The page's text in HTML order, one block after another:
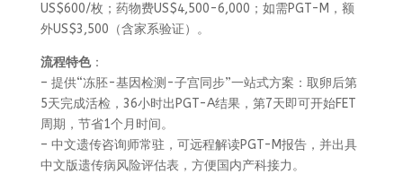
US$600/枚；药物费US$4,500-6,000；如需PGT-M，额
外US$3,500（含家系验证）。
流程特色：
– 提供“冻胚-基因检测-子宫同步”一站式方案：取卵后第
5天完成活检，36小时出PGT-A结果，第7天即可开始FET
周期，节省1个月时间。
– 中文遗传咨询师常驻，可远程解读PGT-M报告，并出具
中文版遗传病风险评估表，方便国内产科接力。